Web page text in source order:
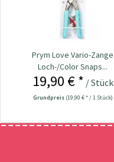
Prym Love Vario-Zange
Loch-/Color Snaps...
19,90 € * / Stück
Grundpreis (19,90 € * / 1 Stück)